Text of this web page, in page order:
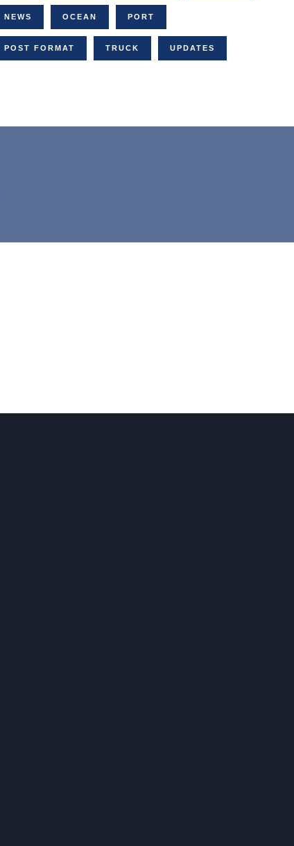
NEWS OCEAN PORT
POST FORMAT TRUCK UPDATES